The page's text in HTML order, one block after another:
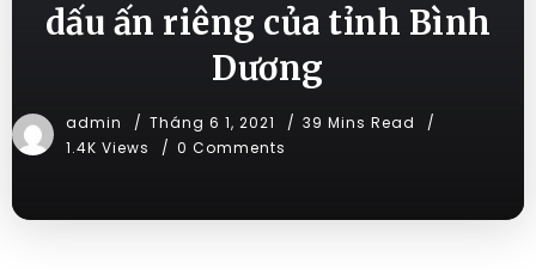
dấu ấn riêng của tỉnh Bình
Dương
admin Tháng 6 1, 2021
39 Mins Read
1.4K Views
0 Comments